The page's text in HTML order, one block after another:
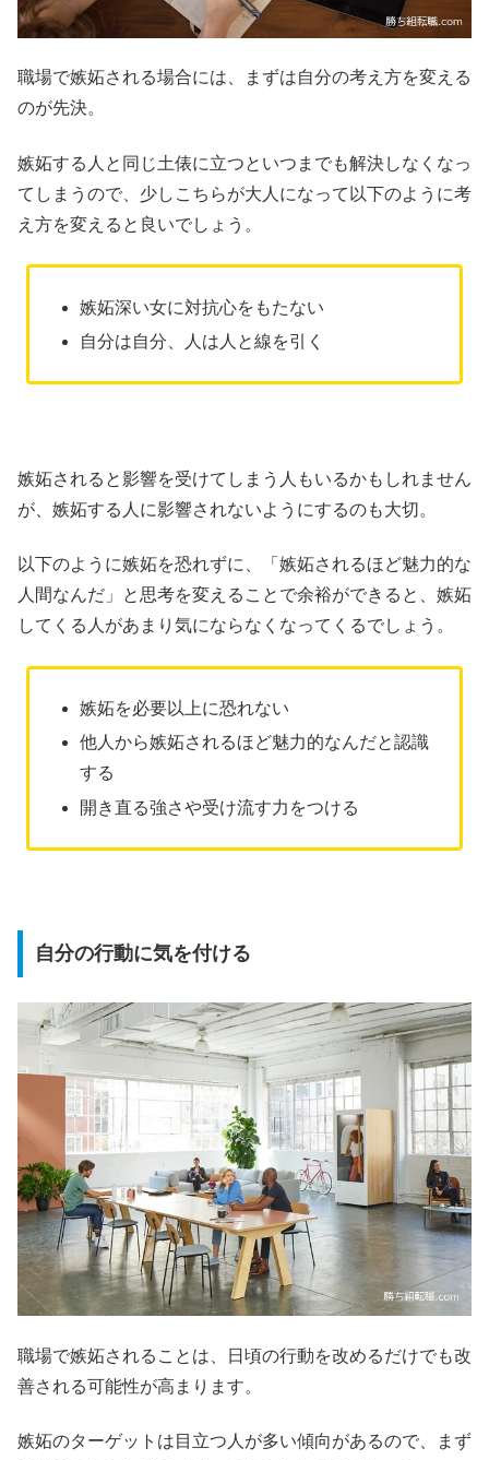
職場で嫉妬される場合には、まずは自分の考え方を変える
のが先決。
嫉妬する人と同じ土俵に立つといつまでも解決しなくなっ
てしまうので、少しこちらが大人になって以下のように考
え方を変えると良いでしょう。
嫉妬深い女に対抗心をもたない
自分は自分、人は人と線を引く
嫉妬されると影響を受けてしまう人もいるかもしれません
が、嫉妬する人に影響されないようにするのも大切。
以下のように嫉妬を恐れずに、「嫉妬されるほど魅力的な
人間なんだ」と思考を変えることで余裕ができると、嫉妬
してくる人があまり気にならなくなってくるでしょう。
嫉妬を必要以上に恐れない
他人から嫉妬されるほど魅力的なんだと認識
する
開き直る強さや受け流す力をつける
自分の行動に気を付ける
職場で嫉妬されることは、日頃の行動を改めるだけでも改
善される可能性が高まります。
嫉妬のターゲットは目立つ人が多い傾向があるので、まず